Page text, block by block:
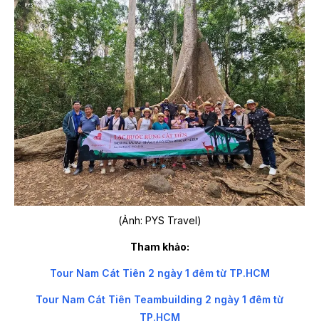
(Ảnh: PYS Travel)
Tham khảo:
Tour Nam Cát Tiên 2 ngày 1 đêm từ TP.HCM
Tour Nam Cát Tiên Teambuilding 2 ngày 1 đêm từ
TP.HCM